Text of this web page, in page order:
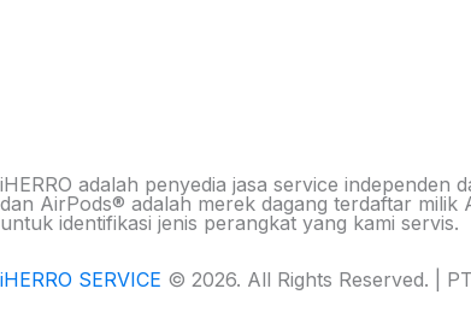
iHERRO adalah penyedia jasa service
dan AirPods® adalah merek dagang terdaftar
untuk identifikasi jenis perangkat yang kami servis.
iHERRO SERVICE © 2026. All Rights Reserved. |